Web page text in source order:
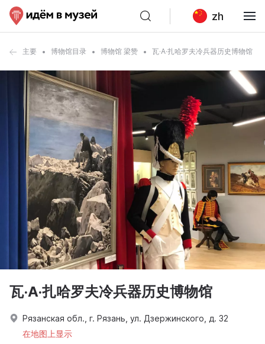
zh
主要 博物馆目录 博物馆 梁赞 瓦·A·扎哈罗夫冷兵器历史博物馆
瓦·A·扎哈罗夫冷兵器历史博物馆
Рязанская обл., г. Рязань, ул. Дзержинского, д. 32
在地图上显示